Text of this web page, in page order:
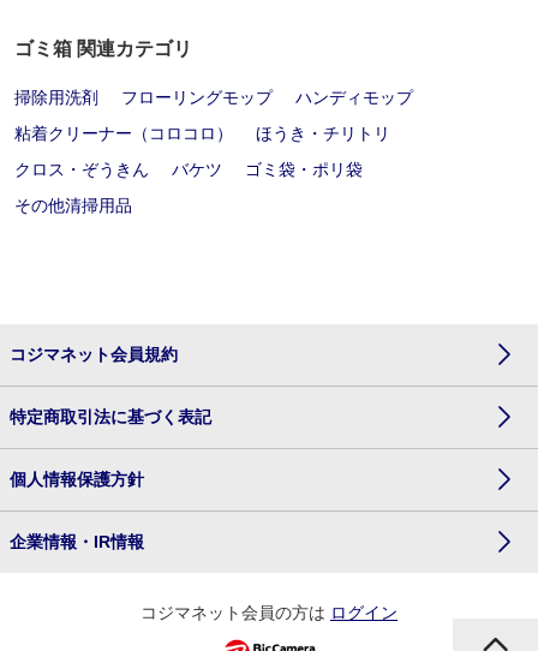
ゴミ箱 関連カテゴリ
掃除用洗剤 フローリングモップ
ハンディモップ
粘着クリーナー（コロコロ）
ほうき・チリトリ
クロス・ぞうきん
バケツ
ゴミ袋・ポリ袋
その他清掃用品
コジマネット会員規約
特定商取引法に基づく表記
個人情報保護方針
企業情報・IR情報
コジマネット会員の方は ログイン